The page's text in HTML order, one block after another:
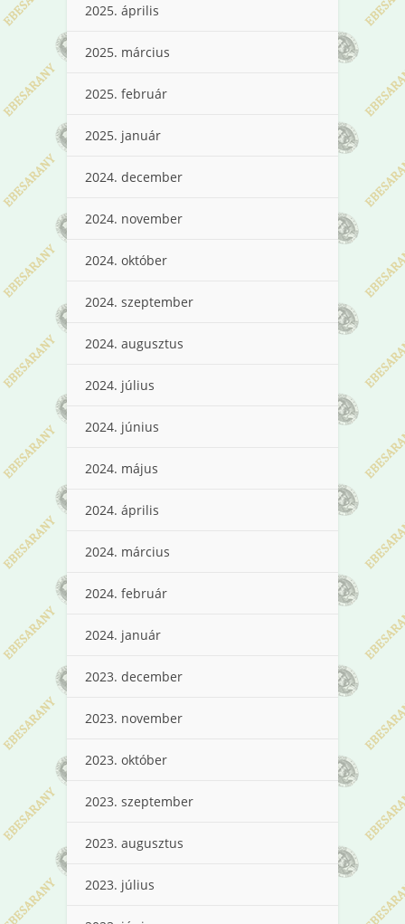
2025. április
2025. március
2025. február
2025. január
2024. december
2024. november
2024. október
2024. szeptember
2024. augusztus
2024. július
2024. június
2024. május
2024. április
2024. március
2024. február
2024. január
2023. december
2023. november
2023. október
2023. szeptember
2023. augusztus
2023. július